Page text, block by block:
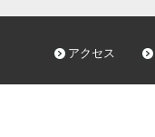
アクセス